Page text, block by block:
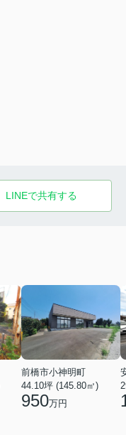
LINEで共有する
前橋市小神明町
44.10坪 (145.80㎡)
950万円